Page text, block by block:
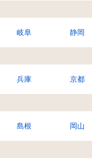
岐阜 静岡
兵庫 京都
島根 岡山